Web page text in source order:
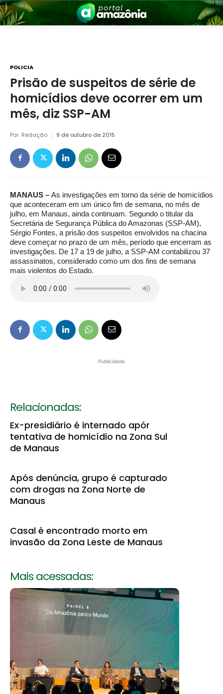
Amazônia
POLICIA
Prisão de suspeitos de série de
homicídios deve ocorrer em um
mês, diz SSP-AM
Por Redação 9 de outubro de 2015
MANAUS – As investigações em torno da série de homicídios
que aconteceram em um único fim de semana, no mês de
julho, em Manaus, ainda continuam. Segundo o titular da
Secretária de Segurança Pública do Amazonas (SSP-AM),
Sérgio Fontes, a prisão dos suspeitos envolvidos na chacina
deve começar no prazo de um mês, período que encerram as
investigações. De 17 a 19 de julho, a SSP-AM contabilizou 37
assassinatos, considerado como um dos fins de semana
mais violentos do Estado.
Publicidade
Relacionadas:
Ex-presidiário é internado apór
tentativa de homicídio na Zona Sul
de Manaus
Após denúncia, grupo é capturado
com drogas na Zona Norte de
Manaus
Casal é encontrado morto em
invasão da Zona Leste de Manaus
Mais acessadas: